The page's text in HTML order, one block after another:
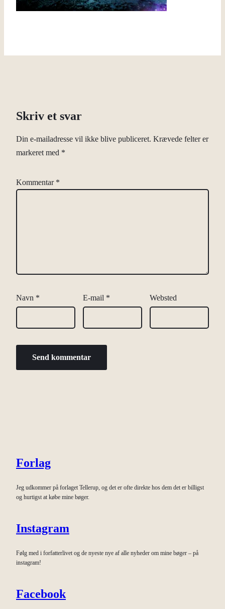
Skriv et svar
Din e-mailadresse vil ikke blive publiceret. Krævede felter er
markeret med *
Kommentar *
Navn * E-mail * Websted
Forlag
Jeg udkommer på forlaget Tellerup, og det er ofte direkte hos dem det er billigst
og hurtigst at købe mine bøger.
Instagram
Følg med i forfatterlivet og de nyeste nye af alle nyheder om mine bøger – på
instagram!
Facebook